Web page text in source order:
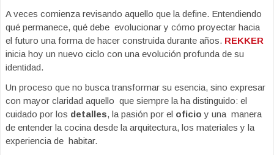
A veces comienza revisando aquello que la define. Entendiendo
qué permanece, qué debe evolucionar y cómo proyectar hacia
el futuro una forma de hacer construida durante años. REKKER
inicia hoy un nuevo ciclo con una evolución profunda de su
identidad.
Un proceso que no busca transformar su esencia, sino expresar
con mayor claridad aquello que siempre la ha distinguido: el
cuidado por los detalles, la pasión por el oficioy una manera
de entender la cocina desde la arquitectura, los materiales y la
experiencia de habitar.